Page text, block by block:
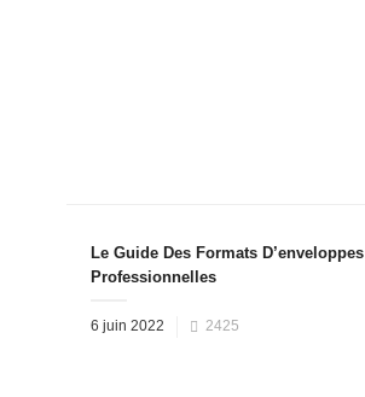
Le Guide Des Formats D’enveloppes
Professionnelles
Posted
6 juin 2022 2425